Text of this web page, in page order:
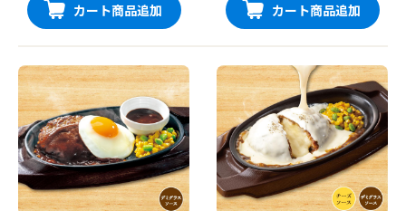
カート商品追加 カート商品追加